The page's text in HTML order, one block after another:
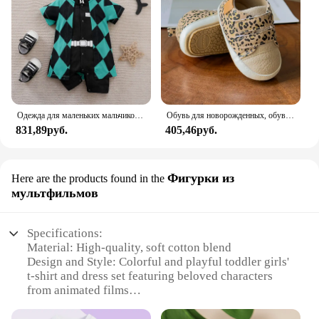
Одежда для маленьких мальчиков, костюм для новорожденных, летняя дышащая одежда для скалолазания, Детский комбинезон для косплея
831,89руб.
Обувь для новорожденных, обувь для маленьких мальчиков и девочек, Классические Кожаные Нескользящие Мокасины с резиновой подошвой для начинающих ходить
405,46руб.
Here are the products found in the Фигурки из
мультфильмов
Specifications:
Material: High-quality, soft cotton blend
Design and Style: Colorful and playful toddler girls'
t-shirt and dress set featuring beloved characters
from animated films